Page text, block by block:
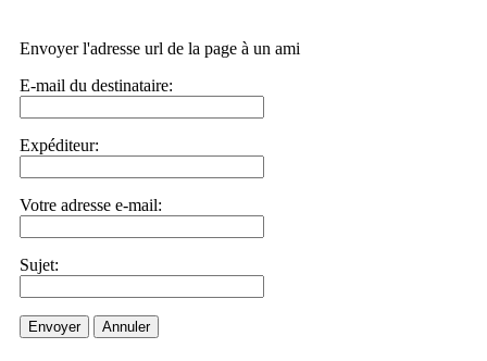
Envoyer l'adresse url de la page à un ami
E-mail du destinataire:
Expéditeur:
Votre adresse e-mail:
Sujet:
Envoyer Annuler